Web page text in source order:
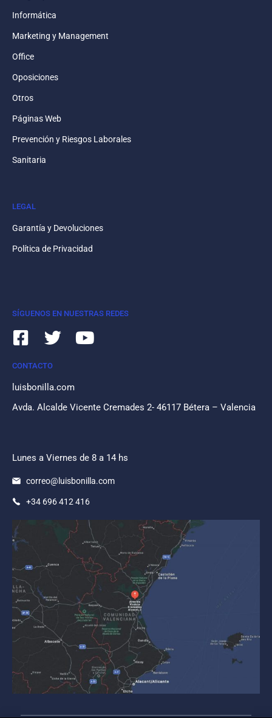
Informática
Marketing y Management
Office
Oposiciones
Otros
Páginas Web
Prevención y Riesgos Laborales
Sanitaria
LEGAL
Garantía y Devoluciones
Política de Privacidad
SÍGUENOS EN NUESTRAS REDES
CONTACTO
luisbonilla.com
Avda. Alcalde Vicente Cremades 2- 46117 Bétera – Valencia
Lunes a Viernes de 8 a 14 hs
correo@luisbonilla.com
+34 696 412 416